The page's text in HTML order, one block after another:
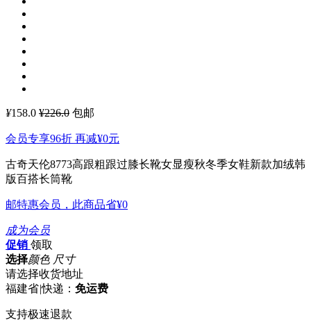
¥158.0 ¥226.0 包邮
会员专享96折 再减¥0元
古奇天伦8773高跟粗跟过膝长靴女显瘦秋冬季女鞋新款加绒韩
版百搭长筒靴
邮特惠会员，此商品省¥0
成为会员
促销 领取
选择颜色 尺寸
请选择收货地址
福建省|快递： 免运费
支持极速退款